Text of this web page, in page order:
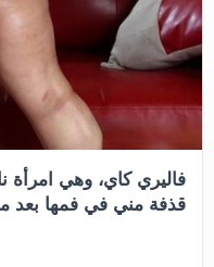
فاليري كاي، وهي
قذفة مني في فمها بعد